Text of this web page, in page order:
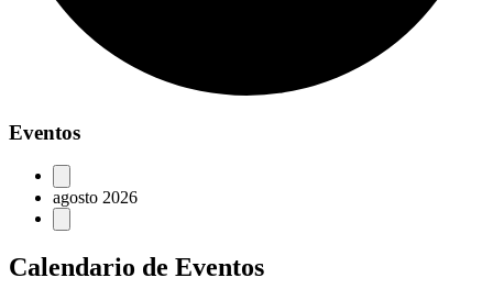
Eventos
agosto 2026
Calendario de Eventos